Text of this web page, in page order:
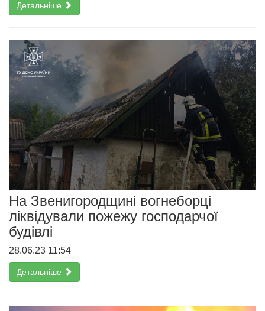
Детальніше
На Звенигородщині вогнеборці
ліквідували пожежу господарчої
будівлі
28.06.23 11:54
Детальніше